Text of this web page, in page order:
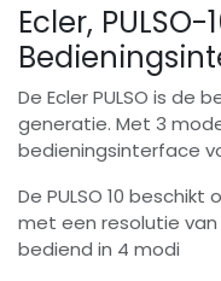
Ecler,
De Ecler PULSO is de
generatie. Met 3
bedieningsinterface
De PULSO 10
met een resolutie van
bediend in 4 modi